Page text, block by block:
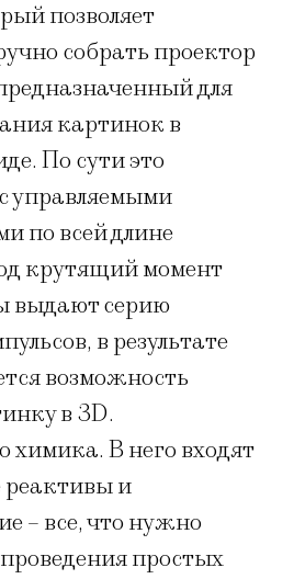
позволяет
собрать проектор
для
картинок в
По сути это
управляемыми
по всей длине
крутящий момент
выдают серию
в результате
возможность
в 3D.
химика. В него входят
и
– все, что нужно
простых